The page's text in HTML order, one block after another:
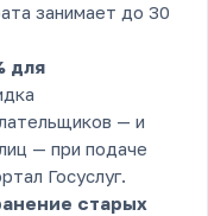
занимает до 30
для
— и
— при подаче
Госуслуг.
старых